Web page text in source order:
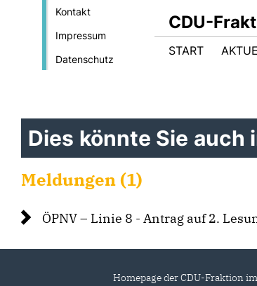
Kontakt
Impressum
Datenschutz
CDU-
START
Dies könnte Sie auch
Meldungen (1)
ÖPNV – Linie 8 - Antrag auf 2.
Homepage der CDU-Fraktion